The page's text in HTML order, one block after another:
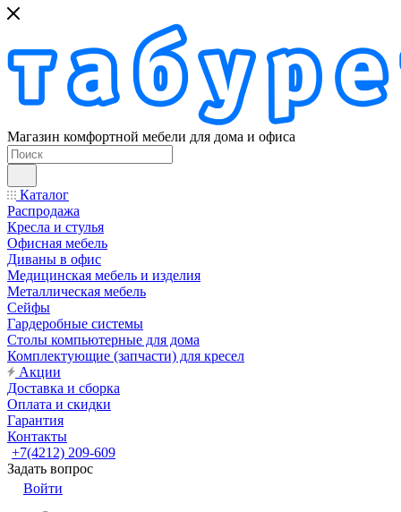
Магазин комфортной мебели для дома и офиса
Каталог
Распродажа
Кресла и стулья
Офисная мебель
Диваны в офис
Медицинская мебель и изделия
Металлическая мебель
Сейфы
Гардеробные системы
Столы компьютерные для дома
Комплектующие (запчасти) для кресел
Акции
Доставка и сборка
Оплата и скидки
Гарантия
Контакты
+7(4212) 209-609
Задать вопрос
Войти